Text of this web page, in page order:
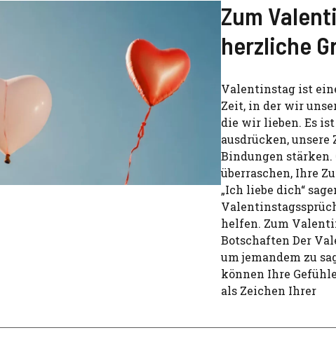
Zum
herzliche
Valentinstag ist
Zeit, in der wir
die wir lieben. Es
ausdrücken, unsere
Bindungen stärken.
überraschen, Ihre
„Ich liebe dich“
helfen. Zum
Botschaften Der
um jemandem zu
können Ihre
als Zeichen Ihrer